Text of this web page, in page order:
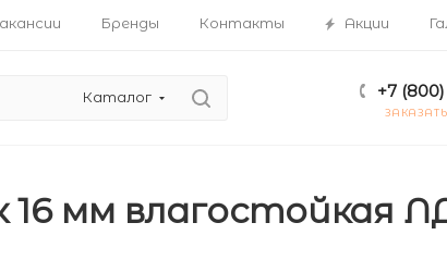
Бренды Контакты Акции
Каталог +7
16 мм влагостойкая